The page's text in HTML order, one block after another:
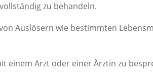
zu behandeln.
Auslösern wie bestimmten
einem Arzt oder einer Ärztin zu